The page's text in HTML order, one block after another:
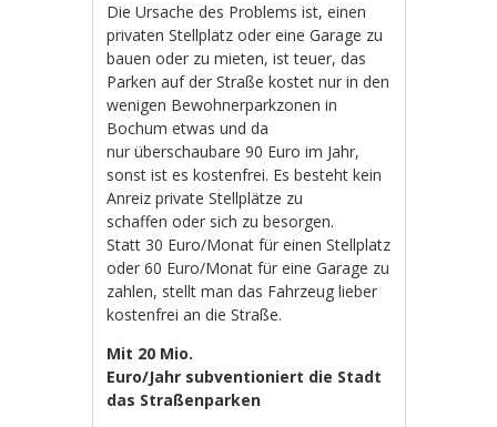
Die Ursache des Problems ist, einen
privaten Stellplatz oder eine Garage zu
bauen oder zu mieten, ist teuer, das
Parken auf der Straße kostet nur in den
wenigen Bewohnerparkzonen in
Bochum etwas und da
nur überschaubare 90 Euro im Jahr,
sonst ist es kostenfrei. Es besteht kein
Anreiz private Stellplätze zu
schaffen oder sich zu besorgen.
Statt 30 Euro/Monat für einen Stellplatz
oder 60 Euro/Monat für eine Garage zu
zahlen, stellt man das Fahrzeug lieber
kostenfrei an die Straße.
Mit 20 Mio.
Euro/Jahr subventioniert die Stadt
das Straßenparken